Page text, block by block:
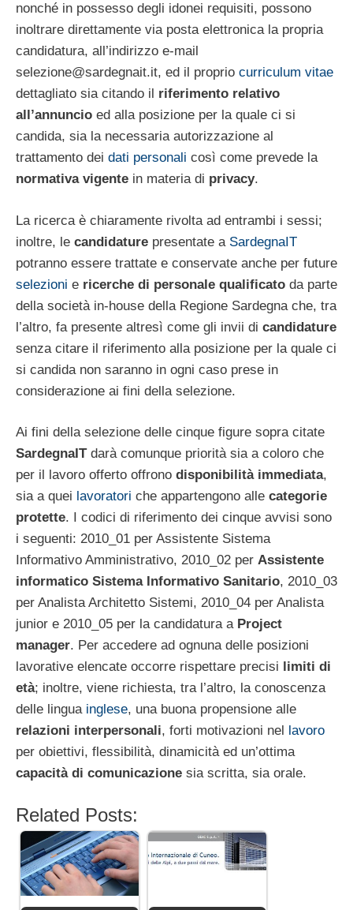
nonché in possesso degli idonei requisiti, possono
inoltrare direttamente via posta elettronica la propria
candidatura, all’indirizzo e-mail
selezione@sardegnait.it, ed il proprio curriculum vitae
dettagliato sia citando il riferimento relativo
all’annuncio ed alla posizione per la quale ci si
candida, sia la necessaria autorizzazione al
trattamento dei dati personali così come prevede la
normativa vigente in materia di privacy.
La ricerca è chiaramente rivolta ad entrambi i sessi;
inoltre, le candidature presentate a SardegnaIT
potranno essere trattate e conservate anche per future
selezioni e ricerche di personale qualificato da parte
della società in-house della Regione Sardegna che, tra
l’altro, fa presente altresì come gli invii di candidature
senza citare il riferimento alla posizione per la quale ci
si candida non saranno in ogni caso prese in
considerazione ai fini della selezione.
Ai fini della selezione delle cinque figure sopra citate
SardegnaITdarà comunque priorità sia a coloro che
per il lavoro offerto offrono disponibilità immediata,
sia a quei lavoratori che appartengono alle categorie
protette. I codici di riferimento dei cinque avvisi sono
i seguenti: 2010_01 per Assistente Sistema
Informativo Amministrativo, 2010_02 per Assistente
informatico Sistema Informativo Sanitario, 2010_03
per Analista Architetto Sistemi, 2010_04 per Analista
junior e 2010_05 per la candidatura a Project
manager. Per accedere ad ognuna delle posizioni
lavorative elencate occorre rispettare precisi
limiti di
età; inoltre, viene richiesta, tra l’altro, la conoscenza
delle lingua inglese, una buona propensione alle
relazioni interpersonali, forti motivazioni nel
lavoro
per obiettivi, flessibilità, dinamicità ed un’ottima
capacità di comunicazione sia scritta, sia orale.
Related Posts: